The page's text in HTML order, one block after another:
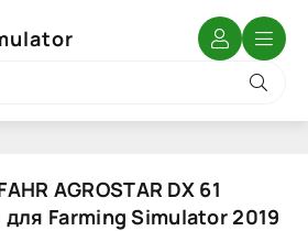
AGROSTAR DX 61
для Farming Simulator 2019